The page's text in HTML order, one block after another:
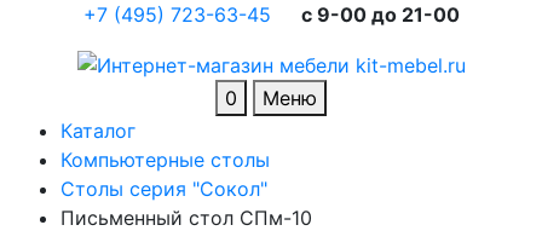
+7 (495) 723-63-45 c 9-00 до 21-00
0
Меню
Каталог
Компьютерные столы
Столы серия "Сокол"
Письменный стол СПм-10